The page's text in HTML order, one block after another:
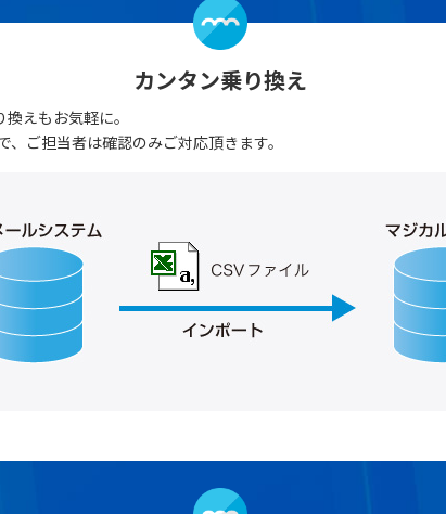
カンタン乗り換え
えもお気軽に。
ご担当者は確認のみご対応頂きます。